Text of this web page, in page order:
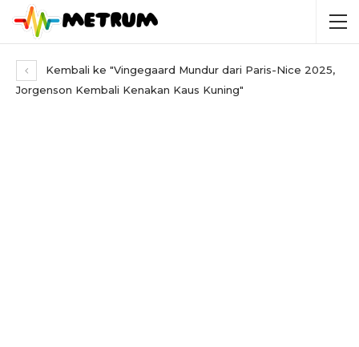
Kembali ke "Vingegaard Mundur dari Paris-Nice 2025,
Jorgenson Kembali Kenakan Kaus Kuning"